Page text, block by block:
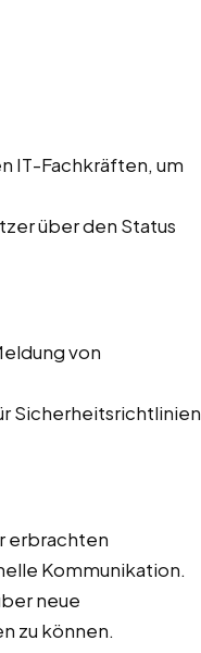
IT-Fachkräften, um
über den Status
von
Sicherheitsrichtlinien
erbrachten
Kommunikation.
neue
zu können.